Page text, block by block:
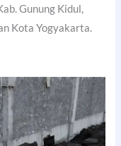
Gunung Kidul,
Kota Yogyakarta.